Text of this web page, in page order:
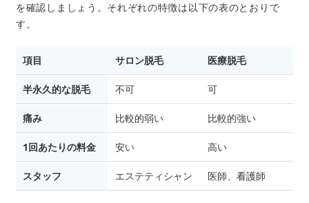
を確認しましょう。それぞれの特徴は以下の表のとおりで
す。
項目 サロン脱毛 医療脱毛
半永久的な脱毛 不可 可
痛み 比較的弱い 比較的強い
1回あたりの料金 安い 高い
スタッフ エステティシャン 医師、看護師